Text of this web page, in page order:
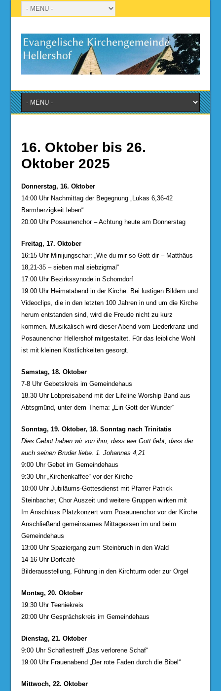
16. Oktober bis 26.
Oktober 2025
Donnerstag, 16. Oktober
14:00 Uhr Nachmittag der Begegnung „Lukas 6,36-42
Barmherzigkeit leben“
20:00 Uhr Posaunenchor – Achtung heute am Donnerstag
Freitag, 17. Oktober
16:15 Uhr Minijungschar: „Wie du mir so Gott dir – Matthäus
18,21-35 – sieben mal siebzigmal“
17:00 Uhr Bezirkssynode in Schorndorf
19:00 Uhr Heimatabend in der Kirche. Bei lustigen Bildern und
Videoclips, die in den letzten 100 Jahren in und um die Kirche
herum entstanden sind, wird die Freude nicht zu kurz
kommen. Musikalisch wird dieser Abend vom Liederkranz und
Posaunenchor Hellershof mitgestaltet. Für das leibliche Wohl
ist mit kleinen Köstlichkeiten gesorgt.
Samstag, 18. Oktober
7-8 Uhr Gebetskreis im Gemeindehaus
18.30 Uhr Lobpreisabend mit der Lifeline Worship Band aus
Abtsgmünd, unter dem Thema: „Ein Gott der Wunder“
Sonntag, 19. Oktober, 18. Sonntag nach Trinitatis
Dies Gebot haben wir von ihm, dass wer Gott liebt, dass der
auch seinen Bruder liebe. 1. Johannes 4,21
9:00 Uhr Gebet im Gemeindehaus
9:30 Uhr „Kirchenkaffee“ vor der Kirche
10:00 Uhr Jubiläums-Gottesdienst mit Pfarrer Patrick
Steinbacher, Chor Auszeit und weitere Gruppen wirken mit
Im Anschluss Platzkonzert vom Posaunenchor vor der Kirche
Anschließend gemeinsames Mittagessen im und beim
Gemeindehaus
13:00 Uhr Spaziergang zum Steinbruch in den Wald
14-16 Uhr Dorfcafé
Bilderausstellung, Führung in den Kirchturm oder zur Orgel
Montag, 20. Oktober
19:30 Uhr Teeniekreis
20:00 Uhr Gesprächskreis im Gemeindehaus
Dienstag, 21. Oktober
9:00 Uhr Schäflestreff „Das verlorene Schaf“
19:00 Uhr Frauenabend „Der rote Faden durch die Bibel“
Mittwoch, 22. Oktober